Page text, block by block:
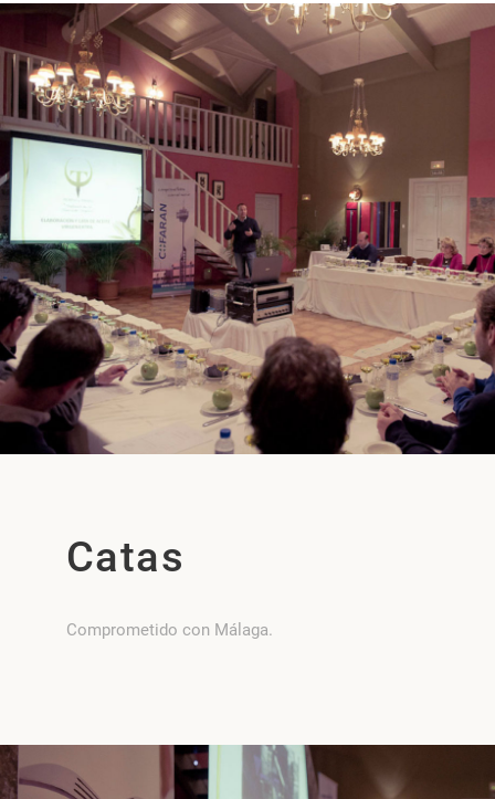
Catas
Comprometido con Málaga.